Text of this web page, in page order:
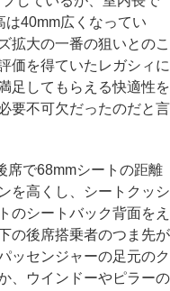
は40mm広くなってい
拡大の一番の狙いとのこ
価を得ていたレガシィに
足してもらえる快適性を
要不可欠だったのだと言
で68mmシートの距離
を高くし、シートクッシ
のシートバック背面をえ
の後席搭乗者のつま先が
ッセンジャーの足元のク
、ウインドーやピラーの